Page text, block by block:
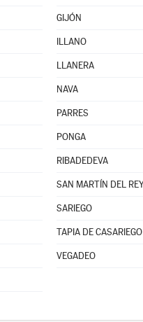
GIJÓN
ILLANO
LLANERA
NAVA
PARRES
PONGA
RIBADEDEVA
SARIEGO
TAPIA DE CASARIEGO
VEGADEO